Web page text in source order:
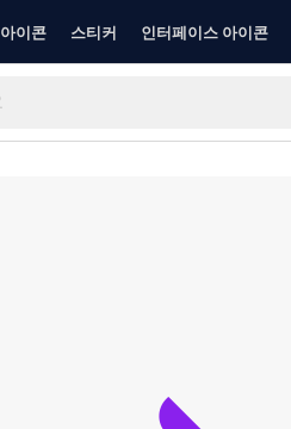
아이콘 스티커 인터페이스 아이콘